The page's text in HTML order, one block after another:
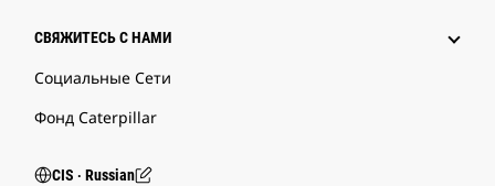
СВЯЖИТЕСЬ С НАМИ
Социальные Сети
Фонд Caterpillar
CIS ‧ Russian